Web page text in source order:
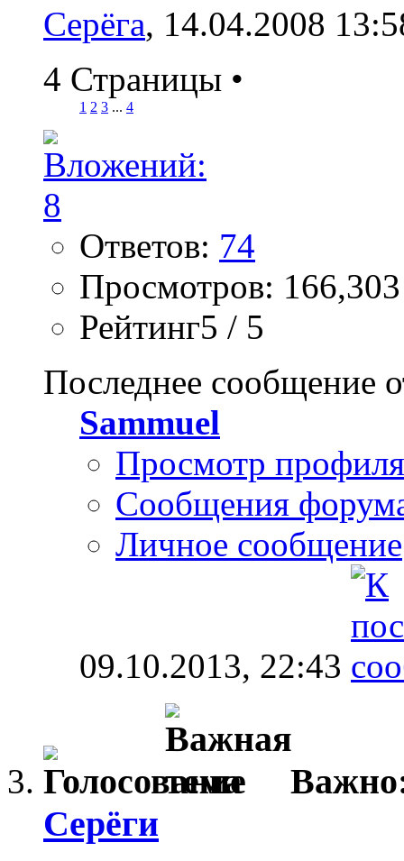
Серёга, 14.04.2008
4 Страницы •
1 2 3 ... 4
Ответов: 74
Просмотров: 166,303
Рейтинг5 / 5
Последнее сообщение
Sammuel
Просмотр профиля
Сообщения
Личное сообщение
09.10.2013, 22:43
Серёги